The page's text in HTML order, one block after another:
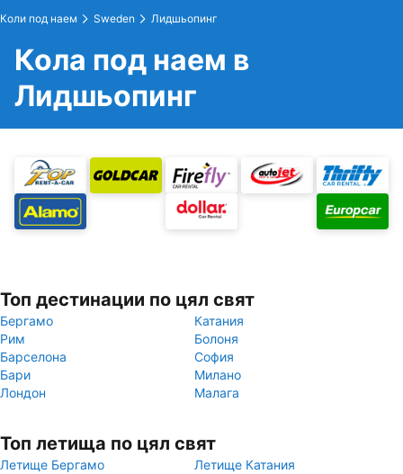
Коли под наем Sweden Лидшьопинг
Кола под наем в
Лидшьопинг
Топ дестинации по цял свят
Бергамо
Катания
Рим
Болоня
Барселона
София
Бари
Милано
Лондон
Малага
Топ летища по цял свят
Летище Бергамо
Летище Катания